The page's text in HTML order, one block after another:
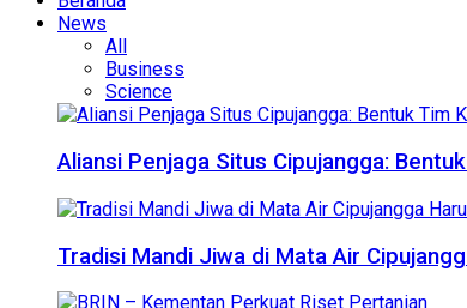
News
All
Business
Science
Aliansi Penjaga Situs Cipujangga:
Tradisi Mandi Jiwa di Mata Air